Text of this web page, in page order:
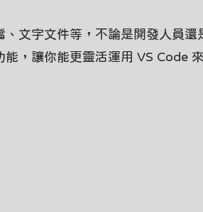
文字文件等，不論是開發人員還
，讓你能更靈活運用 VS Code